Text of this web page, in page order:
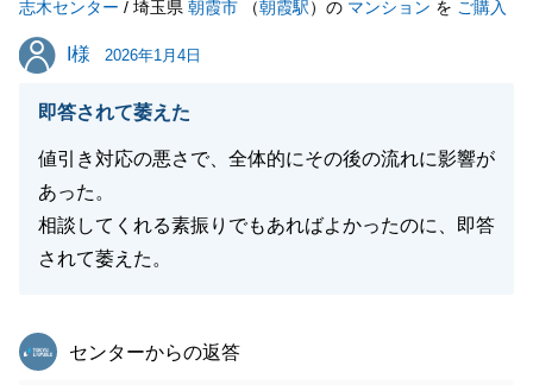
ざいましたら、お気軽にご連絡ください。
今後とも何卒よろしくお願いいたします。
志木センター / 埼玉県 朝霞市 （朝霞駅）の マンション を ご購入
I様
I様 2026年1月4日
即答されて萎えた
値引き対応の悪さで、全体的にその後の流れに影響が
あった。
相談してくれる素振りでもあればよかったのに、即答
されて萎えた。
東急リバブル
センターからの返答